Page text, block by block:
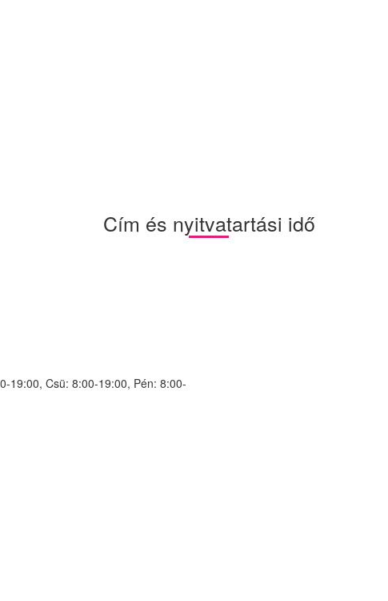
Cím és nyitvatartási idő
19:00, Csü: 8:00-19:00, Pén: 8:00-